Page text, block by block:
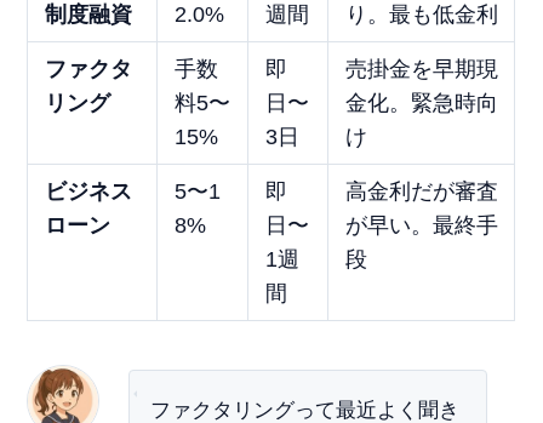
制度融資
2.0%
週間
り。最も低金利
ファクタ
リング
手数
料5〜
15%
即
日〜
3日
売掛金を早期現
金化。緊急時向
け
ビジネス
ローン
5〜1
8%
即
日〜
1週
間
高金利だが審査
が早い。最終手
段
ファクタリングって最近よく聞き